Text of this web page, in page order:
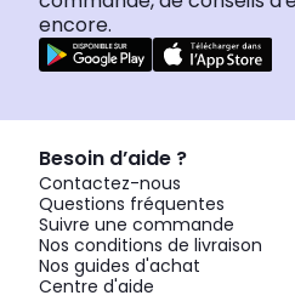
encore.
Besoin d’aide ?
Contactez-nous
Questions fréquentes
Suivre une commande
Nos conditions de livraison
Nos guides d'achat
Centre d'aide